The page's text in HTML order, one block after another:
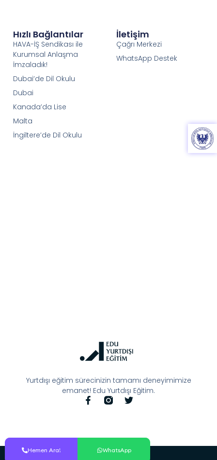
Hemen Ara! WhatsApp
Hemen Ara! WhatsApp
Yurtdışı eğitim sürecinizin tamamı deneyimimize
emanet! Edu Yurtdışı Eğitim.
Hızlı Bağlantılar
HAVA-İŞ Sendikası ile
Kurumsal Anlaşma
İmzaladık!
Dubai’de Dil Okulu
Dubai
Kanada’da Lise
Malta
İngiltere’de Dil Okulu
İletişim
Çağrı Merkezi
WhatsApp Destek